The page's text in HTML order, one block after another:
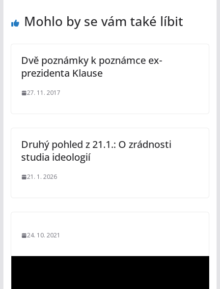
Mohlo by se vám také líbit
Dvě poznámky k poznámce ex-
prezidenta Klause
27. 11. 2017
Druhý pohled z 21.1.: O zrádnosti
studia ideologií
21. 1. 2026
24. 10. 2021